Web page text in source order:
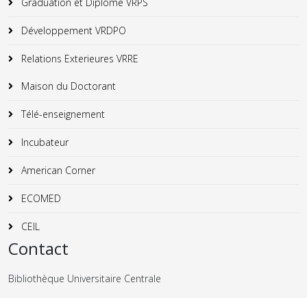
Développement VRDPO
Relations Exterieures VRRE
Maison du Doctorant
Télé-enseignement
Incubateur
American Corner
ECOMED
CEIL
Contact
Bibliothèque Universitaire Centrale